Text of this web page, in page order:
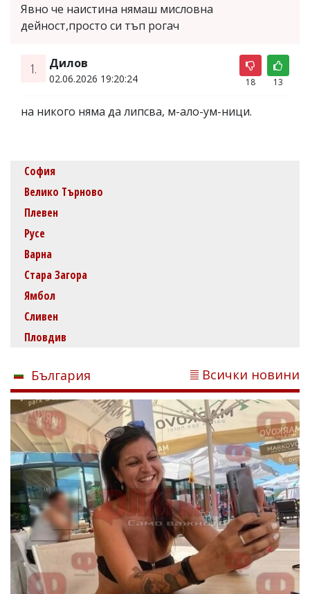
Явно че наистина нямаш мисловна
дейност,просто си тъп рогач
1. Дилов
02.06.2026 19:20:24 18 13
на никого няма да липсва, м-ало-ум-ници.
София
Велико Търново
Плевен
Русе
Варна
Стара Загора
Ямбол
Сливен
Пловдив
България Всички новини